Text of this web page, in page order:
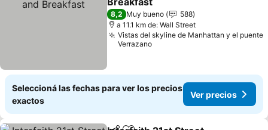
Ver precios
8,2 Muy bueno
588
a 11.1 km de: Wall Street
Vistas del skyline de Manhattan y el puente
Verrazano
Seleccioná las fechas para ver los precios
exactos
Ver precios